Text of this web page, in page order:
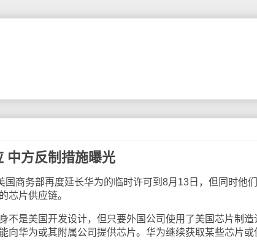
中方反制措施曝光
商务部再度延长华为的临时许可到8月13日，但同时他
芯片供应链。
是美国开发设计，但只要外国公司使用了美国芯片制造
向华为或其附属公司提供芯片。华为继续获取某些芯片或